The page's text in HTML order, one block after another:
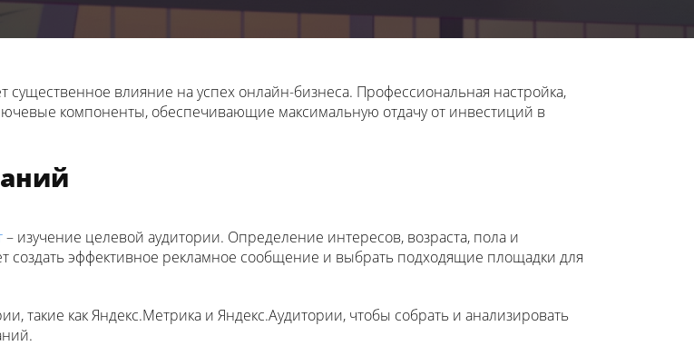
влияние на успех онлайн-бизнеса. Профессиональная настройка,
компоненты, обеспечивающие максимальную отдачу от инвестиций в
– изучение целевой аудитории. Определение интересов, возраста, пола и
создать эффективное рекламное сообщение и выбрать подходящие площадки для
такие как Яндекс.Метрика и Яндекс.Аудитории, чтобы собрать и анализировать